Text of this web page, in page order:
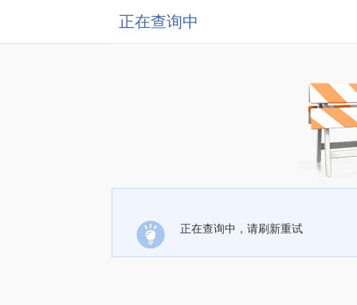
正在查询中
正在查询中，请刷新重试